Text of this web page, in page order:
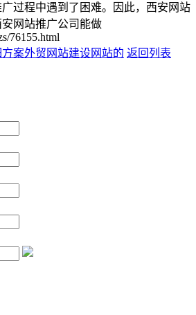
过程中遇到了困难。因此，西安网站
网站推广公司能做
76155.html
案外贸网站建设网站的 返回列表